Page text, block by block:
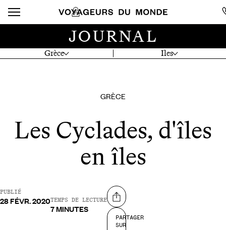
Grèce Iles
JOURNAL
GRÈCE
Les Cyclades, d'îles
en îles
PUBLIÉ
28 FÉVR. 2020TEMPS DE LECTURE
7 MINUTES
Partager sur
PARTAGER
SUR